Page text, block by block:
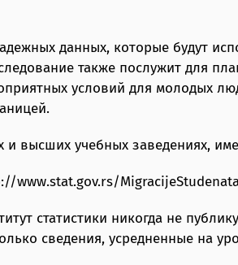
данных, которые будут
также послужит для
условий для молодых
и высших учебных заведениях,
www.stat.gov.rs/
статистики никогда не
сведения, усредненные на